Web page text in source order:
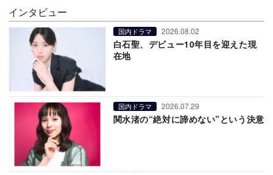
インタビュー
国内ドラマ 2026.08.02
白石聖、デビュー10年目を迎えた現
在地
国内ドラマ 2026.07.29
関水渚の“絶対に諦めない”という決意